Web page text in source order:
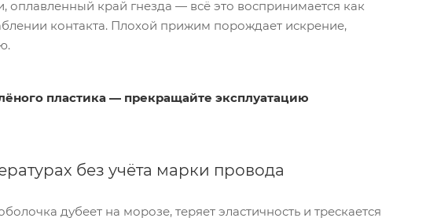
край гнезда — всё это воспринимается как
контакта. Плохой прижим порождает искрение,
пластика — прекращайте эксплуатацию
без учёта марки провода
дубеет на морозе, теряет эластичность и трескается